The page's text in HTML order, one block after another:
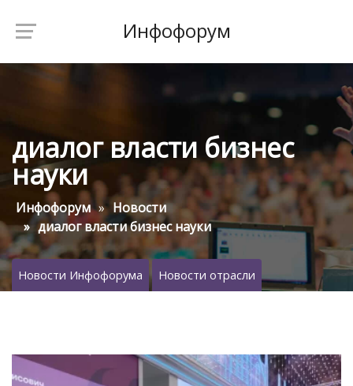
Инфофорум
диалог власти бизнес
науки
Инфофорум
Новости
диалог власти бизнес науки
Новости Инфофорума Новости отрасли